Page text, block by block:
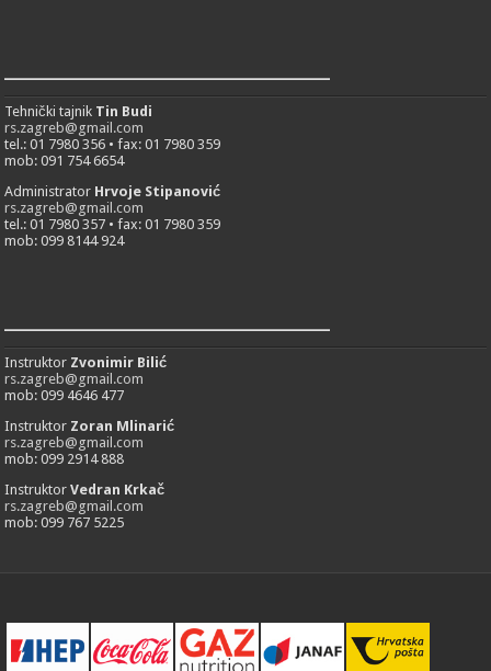
___________________________
Tehnički tajnik Tin Budi
rs.zagreb@gmail.com
tel.: 01 7980 356 • fax: 01 7980 359
mob: 091 754 6654
Administrator Hrvoje Stipanović
rs.zagreb@gmail.com
tel.: 01 7980 357 • fax: 01 7980 359
mob: 099 8144 924
___________________________
Instruktor Zvonimir Bilić
rs.zagreb@gmail.com
mob: 099 4646 477
Instruktor Zoran Mlinarić
rs.zagreb@gmail.com
mob: 099 2914 888
InstruktorVedran Krkač
rs.zagreb@gmail.com
mob: 099 767 5225